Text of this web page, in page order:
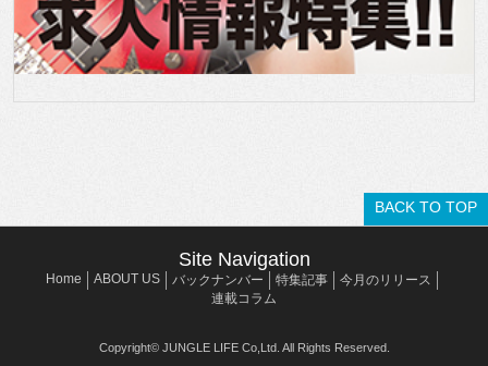
BACK TO TOP
Site Navigation
Home ABOUT US バックナンバー 特集記事
今月のリリース
連載コラム
Copyright© JUNGLE LIFE Co,Ltd. All Rights Reserved.